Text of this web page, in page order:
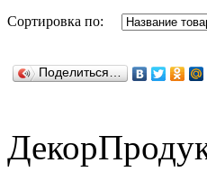
Сортировка по:
Поделиться…
Декор